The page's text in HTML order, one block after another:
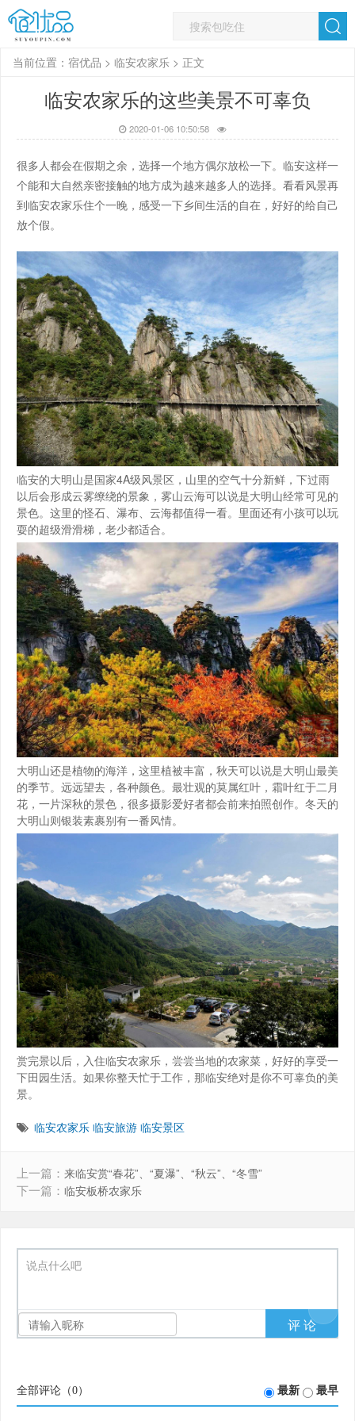
当前位置： 宿优品 > 临安农家乐 > 正文
临安农家乐的这些美景不可辜负
2020-01-06 10:50:58
很多人都会在假期之余，选择一个地方偶尔放松一下。临安这样一
个能和大自然亲密接触的地方成为越来越多人的选择。看看风景再
到临安农家乐住个一晚，感受一下乡间生活的自在，好好的给自己
放个假。
临安的大明山是国家4A级风景区，山里的空气十分新鲜，下过雨
以后会形成云雾缭绕的景象，雾山云海可以说是大明山经常可见的
景色。这里的怪石、瀑布、云海都值得一看。里面还有小孩可以玩
耍的超级滑滑梯，老少都适合。
大明山还是植物的海洋，这里植被丰富，秋天可以说是大明山最美
的季节。远远望去，各种颜色。最壮观的莫属红叶，霜叶红于二月
花，一片深秋的景色，很多摄影爱好者都会前来拍照创作。冬天的
大明山则银装素裹别有一番风情。
赏完景以后，入住临安农家乐，尝尝当地的农家菜，好好的享受一
下田园生活。如果你整天忙于工作，那临安绝对是你不可辜负的美
景。
临安农家乐 临安旅游 临安景区
上一篇： 来临安赏“春花”、“夏瀑”、“秋云”、“冬雪”
下一篇： 临安板桥农家乐
说点什么吧
全部评论（0） 最新 最早